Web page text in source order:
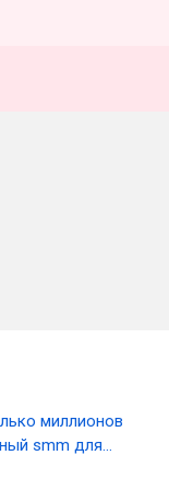
миллионов
smm для